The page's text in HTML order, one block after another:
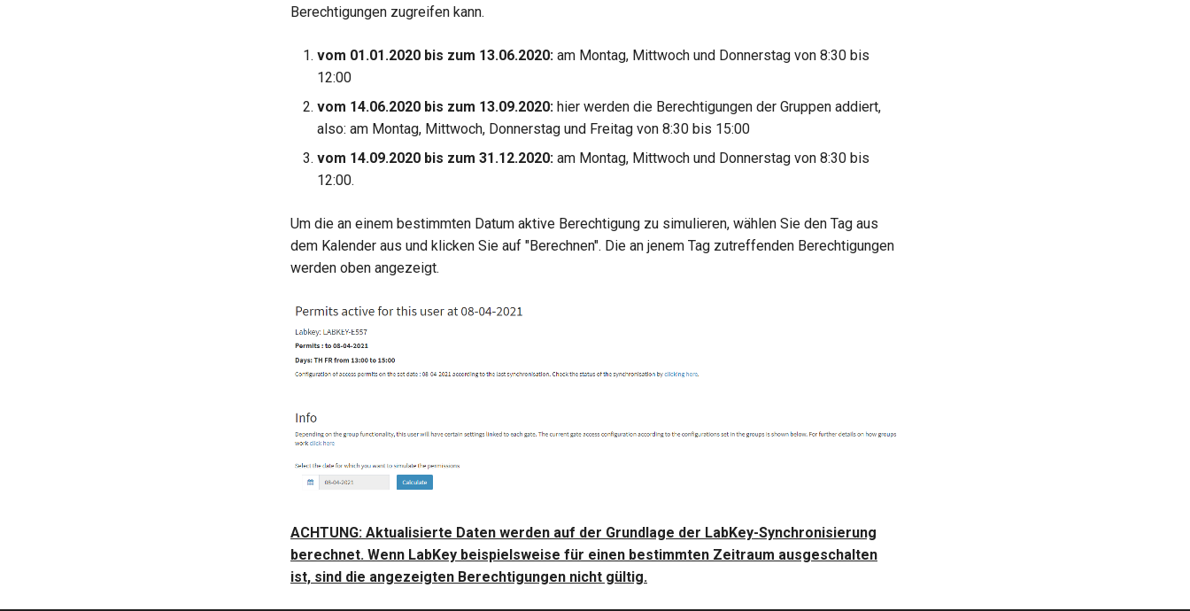
Berechtigungen zugreifen kann.
vom 01.01.2020 bis zum 13.06.2020: am Montag, Mittwoch und Donnerstag von 8:30 bis
12:00
vom 14.06.2020 bis zum 13.09.2020: hier werden die Berechtigungen der Gruppen addiert,
also: am Montag, Mittwoch, Donnerstag und Freitag von 8:30 bis 15:00
vom 14.09.2020 bis zum 31.12.2020: am Montag, Mittwoch und Donnerstag von 8:30 bis
12:00.
Um die an einem bestimmten Datum aktive Berechtigung zu simulieren, wählen Sie den Tag aus
dem Kalender aus und klicken Sie auf "Berechnen". Die an jenem Tag zutreffenden Berechtigungen
werden oben angezeigt.
ACHTUNG: Aktualisierte Daten werden auf der Grundlage der LabKey-Synchronisierung
berechnet. Wenn LabKey beispielsweise für einen bestimmten Zeitraum ausgeschalten
ist, sind die angezeigten Berechtigungen nicht gültig.